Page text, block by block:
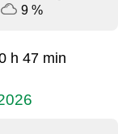
9 %
h 47 min